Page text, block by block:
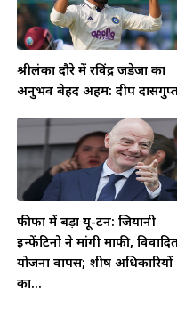
श्रीलंका दौरे में रविंद्र जडेजा का
अनुभव बेहद अहम: दीप
फीफा में बड़ा यू-टर्न: जियानी
इन्फेंटिनो ने मांगी माफी,
योजना वापस; शीर्ष अधिकारियों
का...